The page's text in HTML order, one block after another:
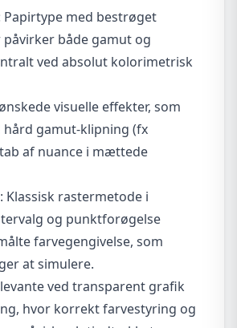
Papirtype med bestrøget
både gamut og
ved absolut kolorimetrisk
visuelle effekter, som
hård gamut-klipning (fx
af nuance i mættede
: Klassisk rastermetode i
og punktforøgelse
farvegengivelse, som
at simulere.
ved transparent grafik
hvor korrekt farvestyring og